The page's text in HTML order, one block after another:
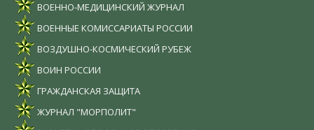
ВОЕННО-МЕДИЦИНСКИЙ ЖУРНАЛ
ВОЕННЫЕ КОМИССАРИАТЫ РОССИИ
ВОЗДУШНО-КОСМИЧЕСКИЙ РУБЕЖ
ВОИН РОССИИ
ГРАЖДАНСКАЯ ЗАЩИТА
ЖУРНАЛ "МОРПОЛИТ"